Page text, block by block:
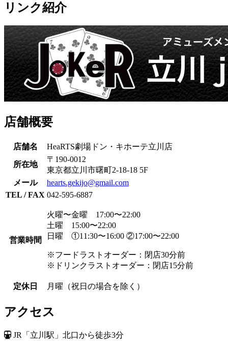
リンク紹介
店舗概要
店舗名 HeaRTS劇場ドン・キホーテ立川店
所在地
〒190-0012
東京都立川市曙町2-18-18 5F
メール
hearts.gekijo@gmail.com
TEL / FAX 042-595-6887
営業時間
火曜〜金曜 17:00〜22:00
土曜 15:00〜22:00
日曜 ①11:30〜16:00 ②17:00〜22:00
※フードラストオーダー：閉店30分前
※ドリンクラストオーダー：閉店15分前
定休日 月曜（祝日の場合を除く）
アクセス
JR「立川駅」北口から徒歩3分